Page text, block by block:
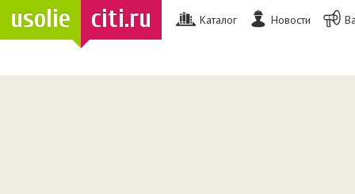
usolie citi.ru Каталог Новости